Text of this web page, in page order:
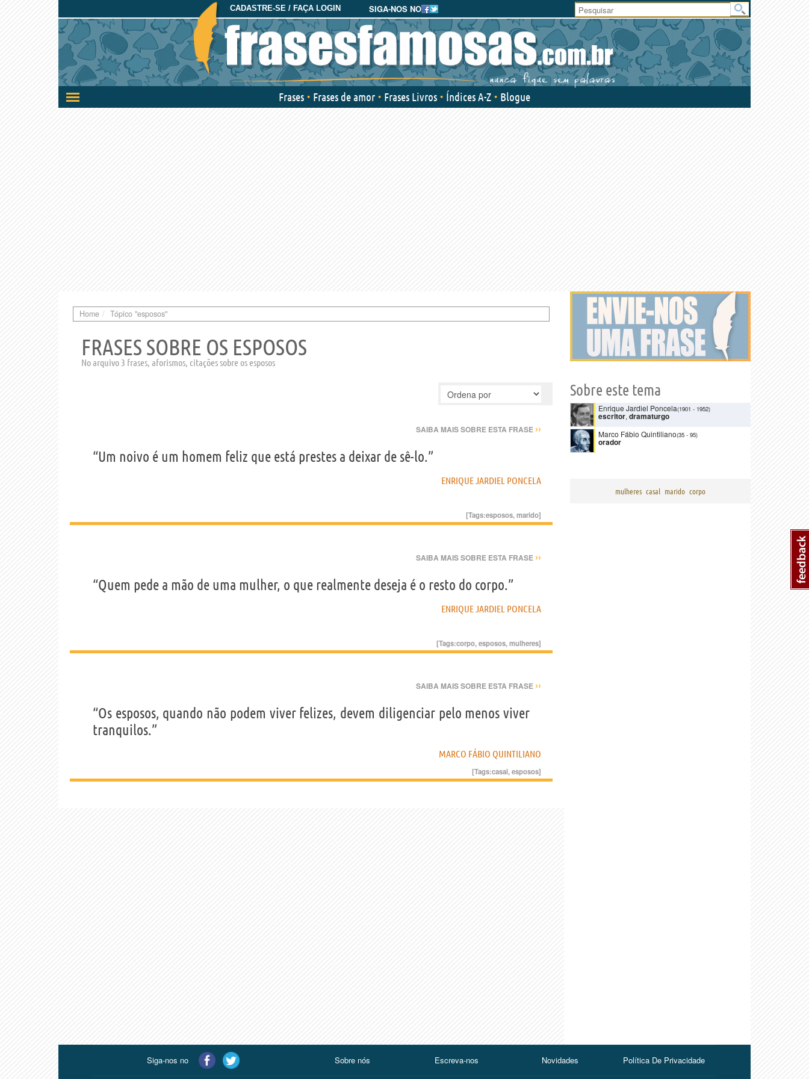
SIGA-NOS NO
CADASTRE-SE / FAÇA LOGIN
Ativar/desativar
a
Área
do
Usuário
Frases Frases de amor Frases Livros Índices A-Z Blogue
Home Tópico "esposos"
FRASES SOBRE OS ESPOSOS
No arquivo 3 frases, aforismos, citações sobre os esposos
SAIBA MAIS SOBRE ESTA FRASE ››
“Um noivo é um homem feliz que está prestes a deixar de sê-lo.”
ENRIQUE JARDIEL PONCELA
[Tags:esposos,marido]
SAIBA MAIS SOBRE ESTA FRASE ››
“Quem pede a mão de uma mulher, o que realmente deseja é o resto do corpo.”
ENRIQUE JARDIEL PONCELA
[Tags:corpo,esposos,mulheres]
SAIBA MAIS SOBRE ESTA FRASE ››
“Os esposos, quando não podem viver felizes, devem diligenciar pelo menos viver
tranquilos.”
MARCO FÁBIO QUINTILIANO
[Tags:casal,esposos]
Sobre este tema
Enrique Jardiel Poncela(1901 - 1952)
escritor, dramaturgo
Marco Fábio Quintiliano(35 - 95)
orador
mulheres casal marido corpo
Siga-nos no Sobre nós Escreva-nos Novidades Política De Privacidade